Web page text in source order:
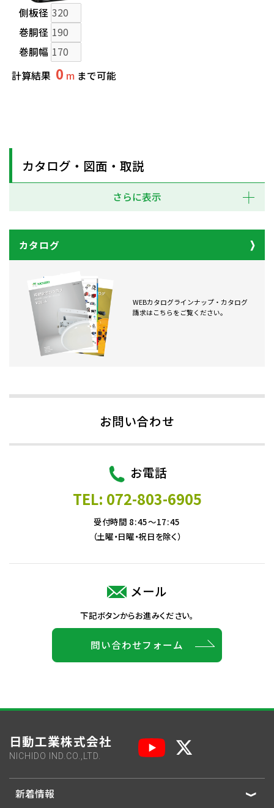
側板径
巻胴径
巻胴幅
計算結果 0 m まで可能
カタログ・図面・取説
さらに表示
カタログ
WEBカタログラインナップ・カタログ
請求はこちらをご覧ください。
お問い合わせ
お電話
TEL: 072-803-6905
受付時間 8:45～17:45
（土曜・日曜・祝日を除く）
メール
下記ボタンからお進みください。
問い合わせフォーム
日動工業株式会社
NICHIDO IND.CO.,LTD.
新着情報